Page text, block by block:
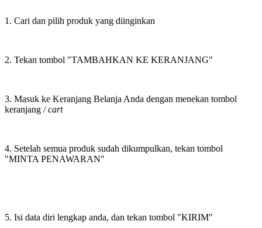
1. Cari dan pilih produk yang diinginkan
2. Tekan tombol "TAMBAHKAN KE KERANJANG"
3. Masuk ke Keranjang Belanja Anda dengan menekan tombol
keranjang /cart
4. Setelah semua produk sudah dikumpulkan, tekan tombol
"MINTA PENAWARAN"
5. Isi data diri lengkap anda, dan tekan tombol "KIRIM"